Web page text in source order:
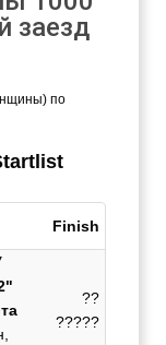
заезд
по
Finish
??
?????